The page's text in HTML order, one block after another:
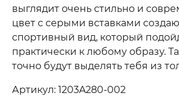
выглядит очень стильно и
цвет с серыми вставками
спортивный вид, который
практически к любому образу.
точно будут выделять тебя из
Артикул: 1203A280-002